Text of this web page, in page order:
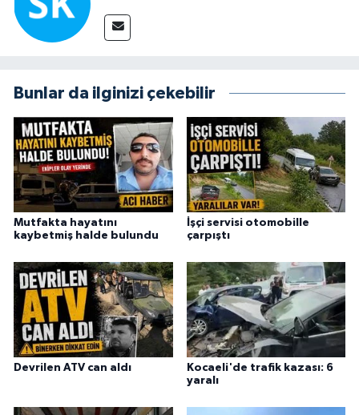
Bunlar da ilginizi çekebilir
Mutfakta hayatını
kaybetmiş halde bulundu
İşçi servisi otomobille
çarpıştı
Devrilen ATV can aldı
Kocaeli'de trafik kazası: 6
yaralı